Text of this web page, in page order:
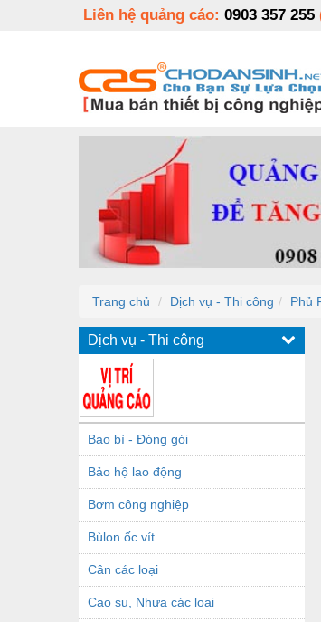
Liên hệ quảng cáo: 0903 357 255
Trang chủ Dịch vụ - Thi công Phủ
Dịch vụ - Thi công
Bao bì - Đóng gói
Bảo hộ lao động
Bơm công nghiệp
Bùlon ốc vít
Cân các loại
Cao su, Nhựa các loại